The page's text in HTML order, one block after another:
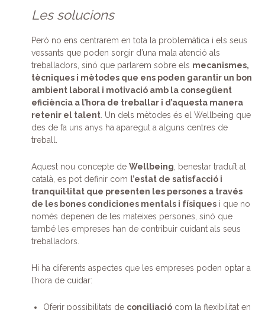
Les solucions
Però no ens centrarem en tota la problemàtica i els seus
vessants que poden sorgir d’una mala atenció als
treballadors, sinó que parlarem sobre els mecanismes,
tècniques i mètodes que ens poden garantir un bon
ambient laboral i motivació amb la consegüent
eficiència a l’hora de treballar i d’aquesta manera
retenir el talent. Un dels mètodes és el Wellbeing que
des de fa uns anys ha aparegut a alguns centres de
treball.
Aquest nou concepte de Wellbeing , benestar traduït al
català, es pot definir com l’estat de satisfacció i
tranquil·litat que presenten les persones a través
de les bones condiciones mentals i físiquesi que no
només depenen de les mateixes persones, sinó que
també les empreses han de contribuir cuidant als seus
treballadors.
Hi ha diferents aspectes que les empreses poden optar a
l’hora de cuidar:
Oferir possibilitats de conciliaciócom la flexibilitat en